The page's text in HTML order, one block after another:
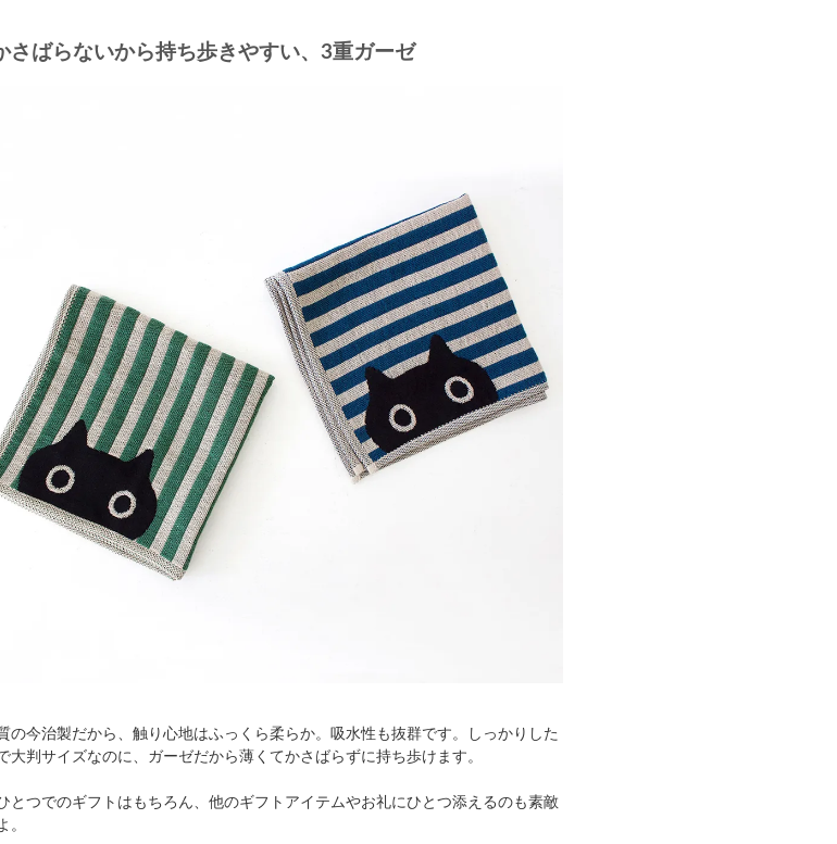
さばらないから持ち歩きやすい、3重ガーゼ
の今治製だから、触り心地はふっくら柔らか。吸水性も抜群です。しっかりした
大判サイズなのに、ガーゼだから薄くてかさばらずに持ち歩けます。
とつでのギフトはもちろん、他のギフトアイテムやお礼にひとつ添えるのも素敵
。